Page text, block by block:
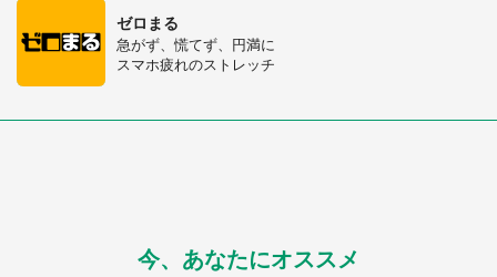
ゼロまる
急がず、慌てず、円満に
スマホ疲れのストレッチ
今、あなたにオススメ